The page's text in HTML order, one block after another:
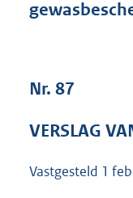
Nr. 87
VERSLAG
Vastgesteld 1